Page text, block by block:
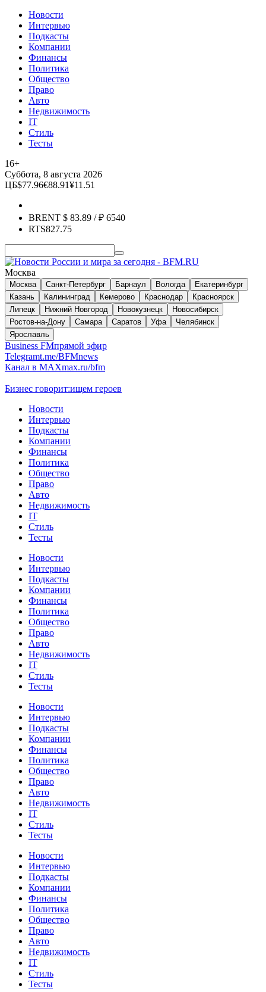
Новости
Интервью
Подкасты
Компании
Финансы
Политика
Общество
Право
Авто
Недвижимость
IT
Стиль
Тесты
16+
Суббота, 8 августа 2026
ЦБ$77.96€88.91¥11.51
BRENT $ 83.89 / ₽ 6540
RTS827.75
Москва
Москва Санкт-Петербург Барнаул Вологда
Екатеринбург
Казань
Калининград Кемерово Краснодар
Красноярск
Липецк
Нижний Новгород Новокузнецк
Новосибирск
Ростов-на-Дону
Самара Саратов Уфа
Челябинск
Ярославль
Business FMпрямой эфир
Telegramt.me/BFMnews
Канал в MAXmax.ru/bfm
Бизнес говорит:ищем героев
Новости
Интервью
Подкасты
Компании
Финансы
Политика
Общество
Право
Авто
Недвижимость
IT
Стиль
Тесты
Новости
Интервью
Подкасты
Компании
Финансы
Политика
Общество
Право
Авто
Недвижимость
IT
Стиль
Тесты
Новости
Интервью
Подкасты
Компании
Финансы
Политика
Общество
Право
Авто
Недвижимость
IT
Стиль
Тесты
Новости
Интервью
Подкасты
Компании
Финансы
Политика
Общество
Право
Авто
Недвижимость
IT
Стиль
Тесты